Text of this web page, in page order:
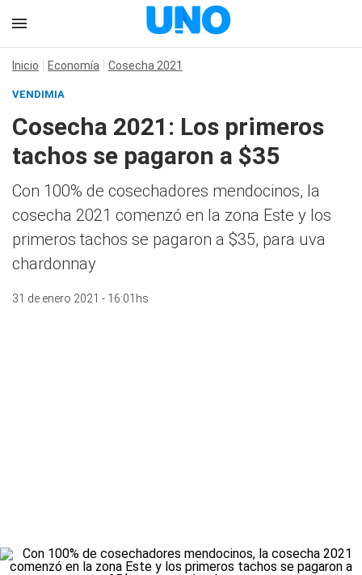
Inicio Economía Cosecha 2021
VENDIMIA
Cosecha 2021: Los primeros
tachos se pagaron a $35
Con 100% de cosechadores mendocinos, la
cosecha 2021 comenzó en la zona Este y los
primeros tachos se pagaron a $35, para uva
chardonnay
31 de enero 2021 - 16:01hs